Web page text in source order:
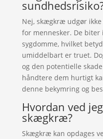
Nej, skægkræ udgør
for mennesker. De biter
sygdomme, hvilket
umiddelbart er truet.
og den potentielle
håndtere dem hurtigt
denne bekymring og
Hvordan ved
skægkræ?
Skægkræ kan opdages